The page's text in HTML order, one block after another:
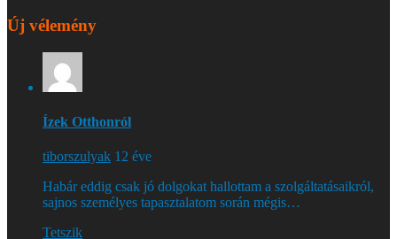
Új vélemény
Ízek Otthonról
tiborszulyak 12 éve
Habár eddig csak jó dolgokat hallottam a szolgáltatásaikról,
sajnos személyes tapasztalatom során mégis…
Tetszik